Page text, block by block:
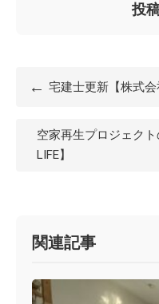
投
← 宅建士更新【株式会
空家再生プロジェク
LIFE】
関連記事